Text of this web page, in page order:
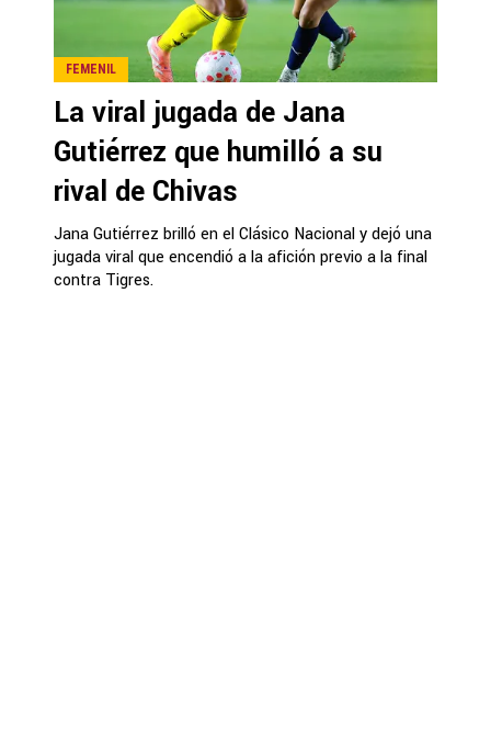
FEMENIL
La viral jugada de Jana
Gutiérrez que humilló a su
rival de Chivas
Jana Gutiérrez brilló en el Clásico Nacional y dejó una
jugada viral que encendió a la afición previo a la final
contra Tigres.